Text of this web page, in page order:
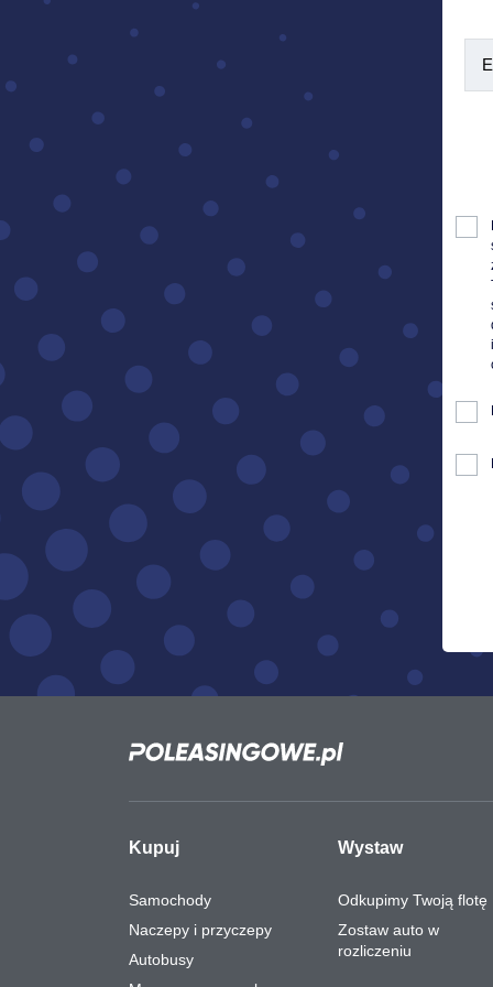
Kupuj
Samochody
Naczepy i przyczepy
Autobusy
Wystaw
Odkupimy Twoją flotę
Zostaw auto w
rozliczeniu